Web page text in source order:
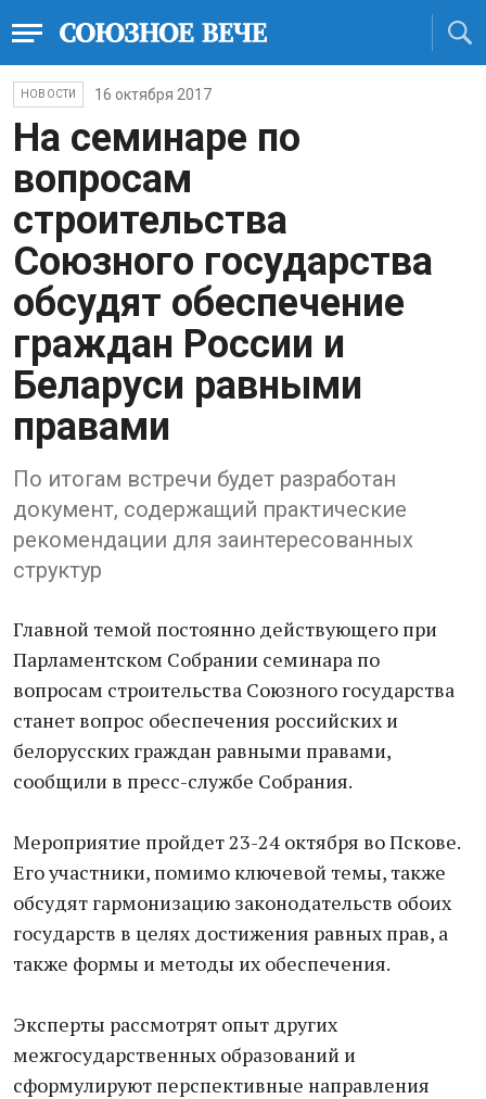
НОВОСТИ 16 октября 2017
На семинаре по
вопросам
строительства
Союзного государства
обсудят обеспечение
граждан России и
Беларуси равными
правами
По итогам встречи будет разработан
документ, содержащий практические
рекомендации для заинтересованных
структур
Главной темой постоянно действующего при
Парламентском Собрании семинара по
вопросам строительства Союзного государства
станет вопрос обеспечения российских и
белорусских граждан равными правами,
сообщили в пресс-службе Собрания.
Мероприятие пройдет 23-24 октября во Пскове.
Его участники, помимо ключевой темы, также
обсудят гармонизацию законодательств обоих
государств в целях достижения равных прав, а
также формы и методы их обеспечения.
Эксперты рассмотрят опыт других
межгосударственных образований и
сформулируют перспективные направления